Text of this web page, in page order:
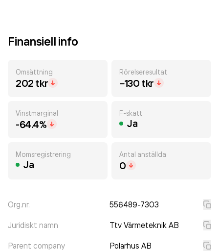
Finansiell info
Omsättning
202 tkr
Rörelseresultat
−130 tkr
Vinstmarginal
-64.4%
F-skatt
Ja
Momsregistrering
Ja
Antal anställda
0
Org.nr. 556489-7303
Juridiskt namn Ttv Värmeteknik AB
Parent company Polarhus AB